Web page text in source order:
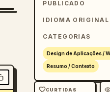
PUBLICADO
IDIOMA ORIGINAL
CATEGORIAS
Design de Aplicações /
Resumo / Contexto
CURTIDAS